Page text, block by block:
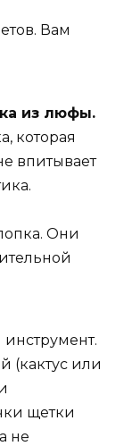
Вам
из люфы.
которая
впитывает
Они
(кактус или
щетки
не